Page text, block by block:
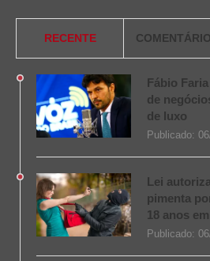
RECENTE
Fábio
de
de luxo
Publicado:
Lei
pimenta
18 anos
Publicado: